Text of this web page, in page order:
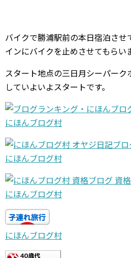
バイクで勝浦駅前の本日宿泊させ
インにバイクを止めさせてもらい
スタート地点の三日月シーパーク
していよいよスタートです。
にほんブログ村
にほんブログ村
にほんブログ村
にほんブログ村